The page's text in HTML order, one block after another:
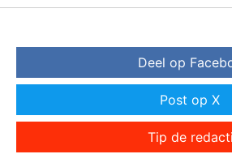
Deel op
Post op X
Tip de